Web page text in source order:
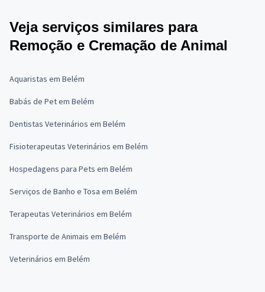
Veja serviços similares para
Remoção e Cremação de Animal
Aquaristas em Belém
Babás de Pet em Belém
Dentistas Veterinários em Belém
Fisioterapeutas Veterinários em Belém
Hospedagens para Pets em Belém
Serviços de Banho e Tosa em Belém
Terapeutas Veterinários em Belém
Transporte de Animais em Belém
Veterinários em Belém